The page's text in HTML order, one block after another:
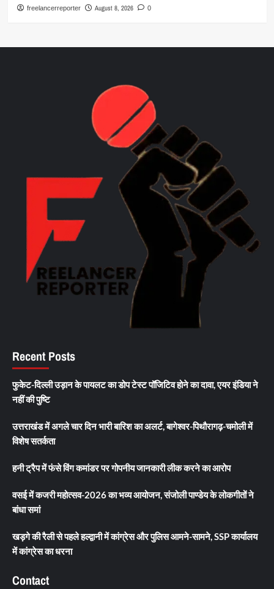
freelancerreporter August 8, 2026 0
Recent Posts
फुकेट-दिल्ली उड़ान के पायलट का डोप टेस्ट पॉजिटिव होने का दावा, एयर इंडिया ने
नहीं की पुष्टि
उत्तराखंड में अगले चार दिन भारी बारिश का अलर्ट, बागेश्वर-पिथौरागढ़-चमोली में
विशेष सतर्कता
हनी ट्रैप में फंसे विंग कमांडर पर गोपनीय जानकारी लीक करने का आरोप
वसई में कजरी महोत्सव-2026 का भव्य आयोजन, संजोली पाण्डेय के लोकगीतों ने
बांधा समां
खड़गे की रैली से पहले हल्द्वानी में कांग्रेस और पुलिस आमने-सामने, SSP कार्यालय
में कांग्रेस का धरना
Contact